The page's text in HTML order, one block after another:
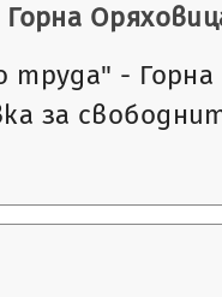
труда" -
за